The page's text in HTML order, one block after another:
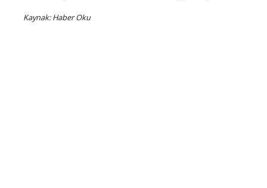
Kaynak: Haber Oku